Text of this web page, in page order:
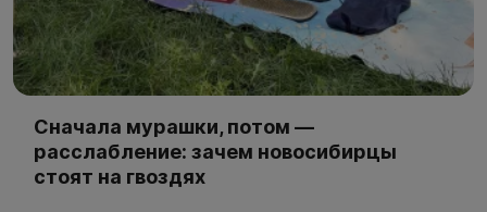
Сначала мурашки, потом —
расслабление: зачем новосибирцы
стоят на гвоздях